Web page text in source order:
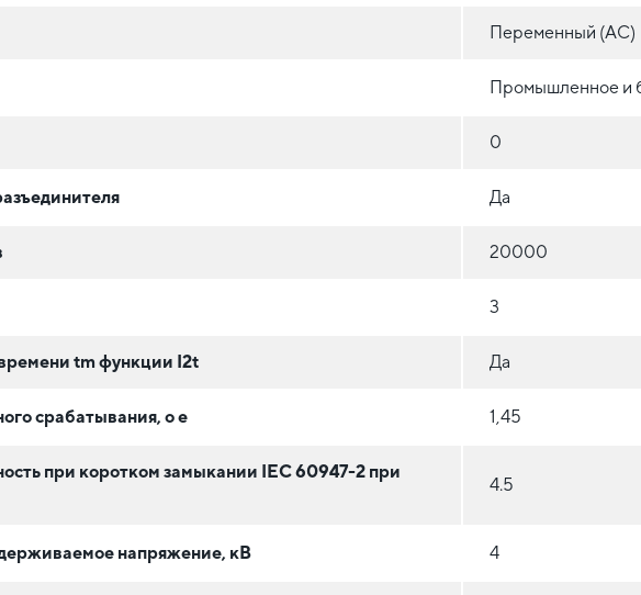
Переменный (AC)
Промышленное и
0
Да
20000
3
tm функции I2t Да
срабатывания, o e 1,45
при коротком замыкании IEC 60947-2 при
4.5
напряжение, кВ 4